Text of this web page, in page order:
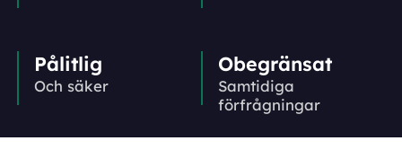
Pålitlig
Och säker
Obegränsat
Samtidiga
förfrågningar